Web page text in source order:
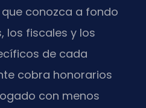
conozca a fondo
los fiscales y los
de cada
cobra honorarios
con menos